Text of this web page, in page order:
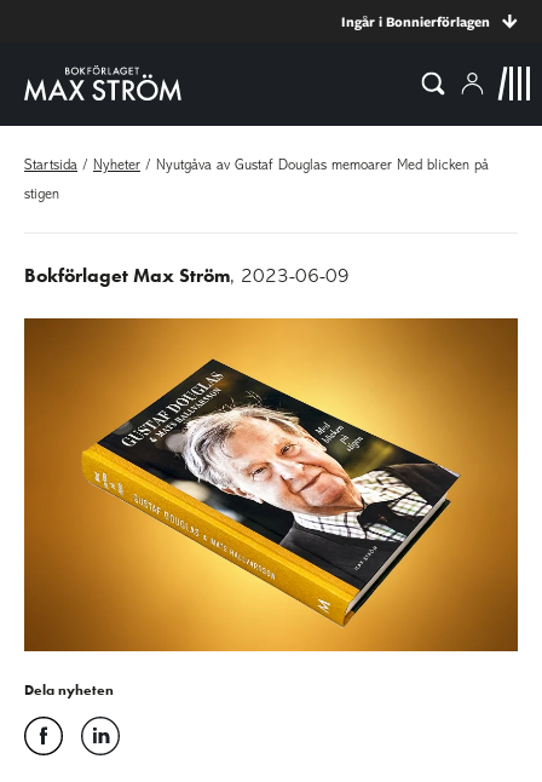
Ingår i Bonnierförlagen
Startsida / Nyheter / Nyutgåva av Gustaf Douglas memoarer Med blicken på
stigen
Bokförlaget Max Ström, 2023-06-09
Dela nyheten